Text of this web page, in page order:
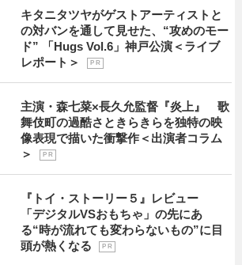
キタニタツヤがゲストアーティストと
の対バンを通して見せた、“攻めのモー
ド” 「Hugs Vol.6」神戸公演＜ライブ
レポート＞
P R
主演・森七菜×長久允監督『炎上』 歌
舞伎町の過酷さときらきらを独特の映
像表現で描いた衝撃作＜出演者コラム
＞
P R
『トイ・ストーリー５』レビュー
「デジタルVSおもちゃ」の先にあ
る“時が流れても変わらないもの”に目
頭が熱くなる
P R